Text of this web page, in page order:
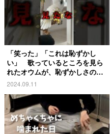
「笑った」「これは恥ずかし
い」 歌っているところを見ら
れたオウムが、恥ずかしさのあ
まり…
2024.09.11